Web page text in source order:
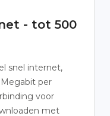
- tot 500
snel internet,
per
voor
met